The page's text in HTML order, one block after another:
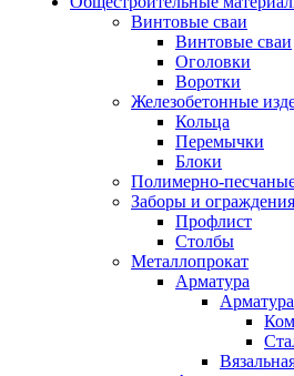
Винтовые сваи
Винтовые сваи
Оголовки
Воротки
Железобетонные
Кольца
Перемычки
Блоки
Полимерно-
Заборы и ограждения
Профлист
Столбы
Металлопрокат
Арматура
Арматура